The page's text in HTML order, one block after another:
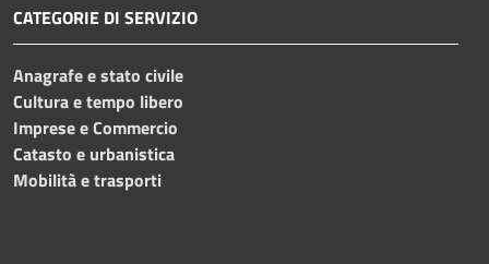
CATEGORIE DI SERVIZIO
Anagrafe e stato civile
Cultura e tempo libero
Imprese e Commercio
Catasto e urbanistica
Mobilità e trasporti